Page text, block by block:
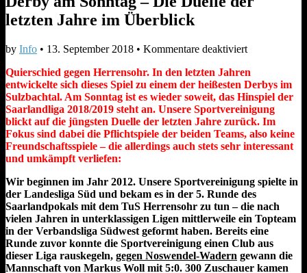
letzten Jahre im Überblick
by Info • 13. September 2018 • Kommentare deaktiviertfür
am
Sonntag
–
Die
Duelle
der
letzten
Überblick
Quierschied gegen Herrensohr. In den letzten Jahren
entwickelte sich dieses Spiel zu einem der heißesten Derbys im
Sulzbachtal. Am Sonntag ist es wieder soweit, das Hinspiel der
Saarlandliga 2018/2019 steht an. Unsere Sportvereinigung
blickt auf die jüngsten Duelle der letzten Jahre zurück. Im
Fokus sind dabei die Pflichtspiele der beiden Teams, also keine
Freundschaftsspiele – die allerdings auch stets sehr interessant
und umkämpft verliefen:
Wir beginnen im Jahr 2012. Unsere Sportvereinigung spielte in
der Landesliga Süd und bekam es in der 5. Runde des
Saarlandpokals mit dem TuS Herrensohr zu tun – die nach
vielen Jahren in unterklassigen Ligen mittlerweile ein Topteam
in der Verbandsliga Südwest geformt haben. Bereits eine
Runde zuvor konnte die Sportvereinigung einen Club aus
dieser Liga rauskegeln, gegen Noswendel-Wadern gewann die
Mannschaft von Markus Woll mit 5:0. 300 Zuschauer kamen